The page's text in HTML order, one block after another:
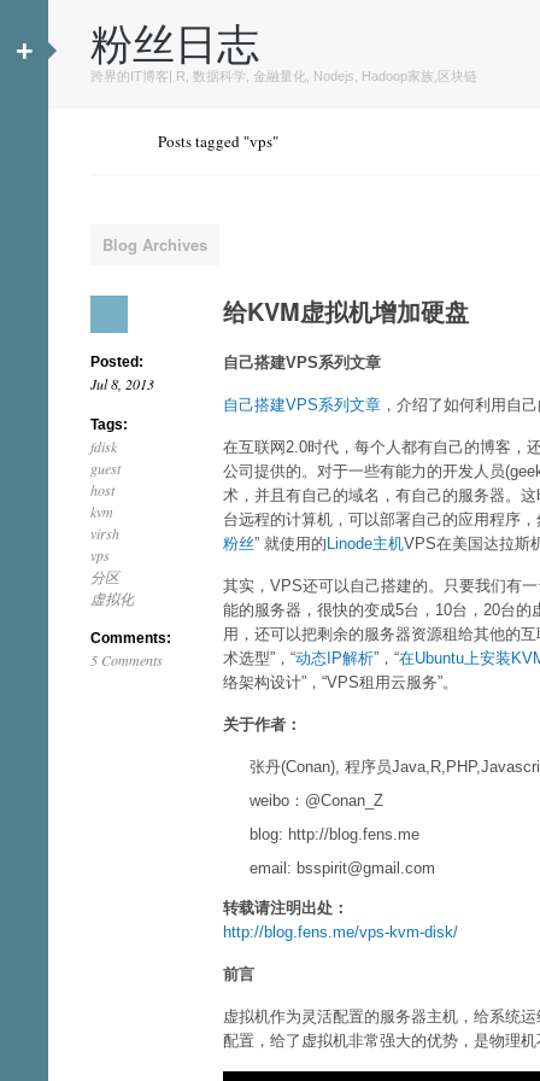
+ 粉丝日志
跨界的IT博客| R, 数据科学, 金融量化, Nodejs, Hadoop家族,区块链
Posts tagged "vps"
Blog Archives
Posted:
Jul 8, 2013
Tags:
fdisk
guest
host
kvm
virsh
vps
分区
虚拟化
Comments:
5 Comments
给KVM虚拟机增加硬盘
自己搭建VPS系列文章
自己搭建VPS系列文章 ，介绍了如何利用自
在互联网2.0时代，每个人都有自己的博客，
公司提供的。对于一些有能力的开发人员
术，并且有自己的域名，有自己的服务器。
台远程的计算机，可以部署自己的应用程序
粉丝” 就使用的 Linode主机VPS在美国达拉斯
其实，VPS还可以自己搭建的。只要我们有
能的服务器，很快的变成5台，10台，20台
用，还可以把剩余的服务器资源租给其他的
术选型”，“动态IP解析”，“在Ubuntu上安装
络架构设计”，“VPS租用云服务”。
关于作者：
张丹(Conan), 程序员
weibo：@Conan_Z
blog: http://blog.fens.me
email: bsspirit@gmail.com
转载请注明出处：
http://blog.fens.me/vps-kvm-disk/
前言
虚拟机作为灵活配置的服务器主机，给系统
配置，给了虚拟机非常强大的优势，是物理